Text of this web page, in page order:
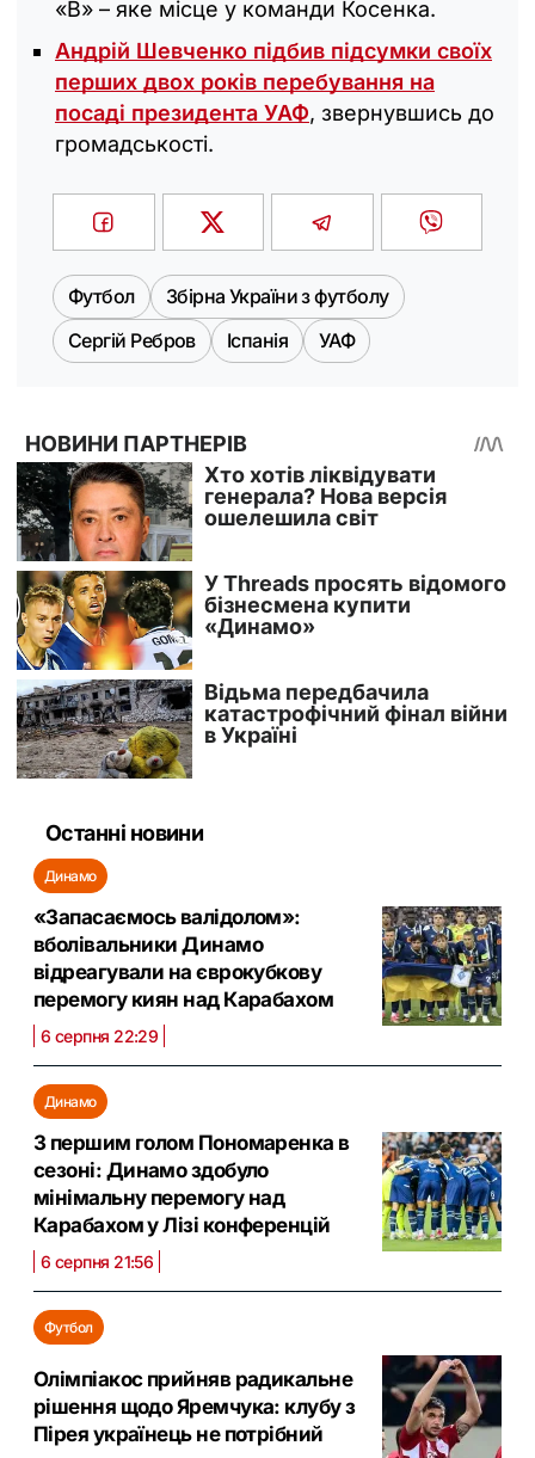
«В» – яке місце у команди Косенка.
Андрій Шевченко підбив підсумки своїх
перших двох років перебування на
посаді президента УАФ, звернувшись до
громадськості.
Футбол
Збірна України з футболу
Сергій Ребров
Іспанія УАФ
Останні новини
Динамо
«Запасаємось валідолом»:
вболівальники Динамо
відреагували на єврокубкову
перемогу киян над Карабахом
6 серпня 22:29
Динамо
З першим голом Пономаренка в
сезоні: Динамо здобуло
мінімальну перемогу над
Карабахом у Лізі конференцій
6 серпня 21:56
Футбол
Олімпіакос прийняв радикальне
рішення щодо Яремчука: клубу з
Пірея українець не потрібний